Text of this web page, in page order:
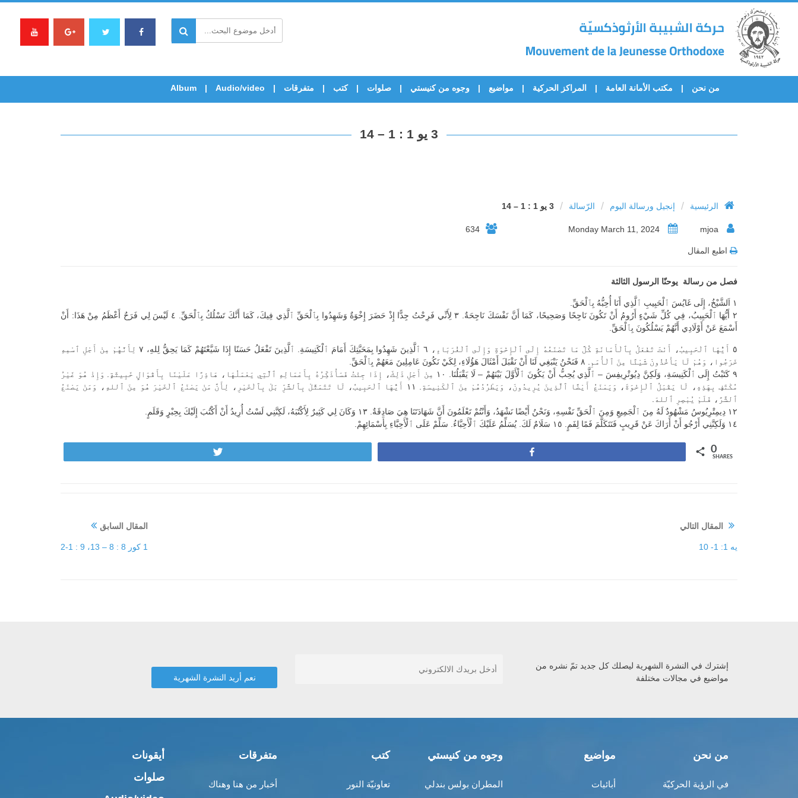
من نحن مكتب الأمانة العامة المراكز الحركية مواضيع وجوه من كنيستي صلوات كتب متفرقات Audio/video
Album
3 يو 1 : 1 – 14
الرئيسية / إنجيل ورسالة اليوم / الرّسالة / 3 يو 1 : 1 – 14
634
اطبع المقال
فصل من رسالة يوحنّا الرسول الثالثة
١ اَلشَّيْخُ، إِلَى غَايُسَ ٱلْحَبِيبِ ٱلَّذِي أَنَا أُحِبُّهُ بِٱلْحَقِّ.
٢ أَيُّهَا ٱلْحَبِيبُ، فِي كُلِّ شَيْءٍ أَرُومُ أَنْ تَكُونَ نَاجِحًا وَصَحِيحًا، كَمَا أَنَّ نَفْسَكَ نَاجِحَةٌ. ٣ لِأَنِّي فَرِحْتُ جِدًّا إِذْ حَضَرَ إِخْوَةٌ وَشَهِدُوا بِٱلْحَقِّ ٱلَّذِي فِيكَ، كَمَا أَنَّكَ تَسْلُكُ بِٱلْحَقِّ. ٤ لَيْسَ لِي فَرَحٌ أَعْظَمُ مِنْ هَذَا: أَنْ
أَسْمَعَ عَنْ أَوْلَادِي أَنَّهُمْ يَسْلُكُونَ بِٱلْحَقِّ.
٥ أَيُّهَا ٱلْحَبِيبُ، أَنْتَ تَفْعَلُ بِٱلْأَمَانَةِ كُلَّ مَا تَصْنَعُهُ إِلَى ٱلْإِخْوَةِ وَإِلَى ٱلْغُرَبَاءِ، ٦ ٱلَّذِينَ شَهِدُوا بِمَحَبَّتِكَ أَمَامَ ٱلْكَنِيسَةِ. ٱلَّذِينَ تَفْعَلُ حَسَنًا إِذَا شَيَّعْتَهُمْ كَمَا يَحِقُّ لِلهِ، ٧ لِأَنَّهُمْ مِنْ أَجْلِ ٱسْمِهِ
خَرَجُوا، وَهُمْ لَا يَأْخُذُونَ شَيْئًا مِنَ ٱلْأُمَمِ. ٨ فَنَحْنُ يَنْبَغِي لَنَا أَنْ نَقْبَلَ أَمْثَالَ هَؤُلَاءِ، لِكَيْ نَكُونَ عَامِلِينَ مَعَهُمْ بِٱلْحَقِّ.
٩ كَتَبْتُ إِلَى ٱلْكَنِيسَةِ، وَلَكِنَّ دِيُوتْرِيفِسَ – ٱلَّذِي يُحِبُّ أَنْ يَكُونَ ٱلْأَوَّلَ بَيْنَهُمْ – لَا يَقْبَلُنَا. ١٠ مِنْ أَجْلِ ذَلِكَ، إِذَا جِئْتُ فَسَأُذَكِّرُهُ بِأَعْمَالِهِ ٱلَّتِي يَعْمَلُهَا، هَاذِرًا عَلَيْنَا بِأَقْوَالٍ خَبِيثَةٍ. وَإِذْ هُوَ غَيْرُ
مُكْتَفٍ بِهَذِهِ، لَا يَقْبَلُ ٱلْإِخْوَةَ، وَيَمْنَعُ أَيْضًا ٱلَّذِينَ يُرِيدُونَ، وَيَطْرُدُهُمْ مِنَ ٱلْكَنِيسَةِ.
١١
أَيُّهَا ٱلْحَبِيبُ، لَا تَتَمَثَّلْ بِٱلشَّرِّ بَلْ بِٱلْخَيْرِ، لِأَنَّ مَنْ يَصْنَعُ ٱلْخَيْرَ هُوَ مِنَ ٱللهِ، وَمَنْ يَصْنَعُ
ٱلشَّرَّ، فَلَمْ يُبْصِرِ ٱللهَ.
١٢ دِيمِتْرِيُوسُ مَشْهُودٌ لَهُ مِنَ ٱلْجَمِيعِ وَمِنَ ٱلْحَقِّ نَفْسِهِ، وَنَحْنُ أَيْضًا نَشْهَدُ، وَأَنْتُمْ تَعْلَمُونَ أَنَّ شَهَادَتَنَا هِيَ صَادِقَةٌ. ١٣ وَكَانَ لِي كَثِيرٌ لِأَكْتُبَهُ، لَكِنَّنِي لَسْتُ أُرِيدُ أَنْ أَكْتُبَ إِلَيْكَ بِحِبْرٍ وَقَلَمٍ.
١٤ وَلَكِنَّنِي أَرْجُو أَنْ أَرَاكَ عَنْ قَرِيبٍ فَنَتَكَلَّمَ فَمًا لِفَمٍ. ١٥ سَلَامٌ لَكَ. يُسَلِّمُ عَلَيْكَ ٱلْأَحِبَّاءُ. سَلِّمْ عَلَى ٱلْأَحِبَّاءِ بِأَسْمَائِهِمْ.
0
SHARES
المقال السابق
1 كور 8 : 8 – 13، 9 : 1-2
المقال التالي
يه 1: 1- 10
إشترك في النشرة الشهرية ليصلك كل جديد تمّ نشره من
مواضيع في مجالات مختلفة
من نحن
في الرؤية الحركيّة
مواضيع
أبائيات
وجوه من كنيستي
المطران بولس بندلي
كتب
تعاونيّة النور
متفرقات
أخبار من هنا وهناك
أيقونات
صلوات